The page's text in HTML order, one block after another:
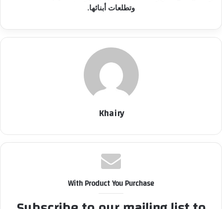
وتطلعات أبنائها.
Khairy
With Product You Purchase